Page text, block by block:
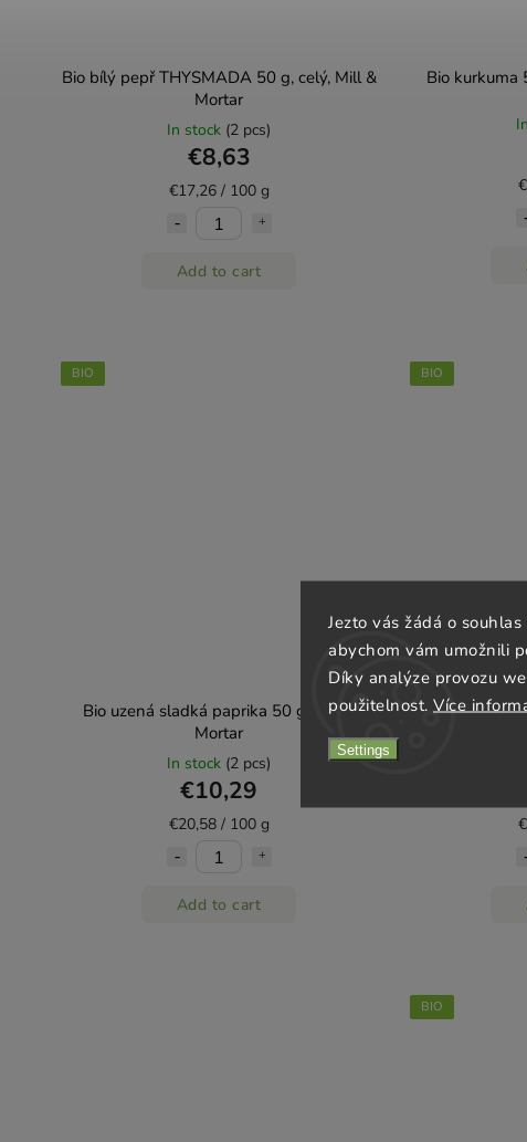
Jezto vás žádá o
abychom vám umožnili
Díky analýze provozu
použitelnost. Více
Settings
Bio bílý pepř THYSMADA 50 g, celý, Mill &
Mortar
In stock (2 pcs)
€8,63
€17,26 / 100 g
Add to cart
Bio kurkuma
BIO
Bio uzená sladká paprika 50 g, Mill &
Mortar
In stock (2 pcs)
€10,29
€20,58 / 100 g
Add to cart
BIO
Bio zelený
BIO